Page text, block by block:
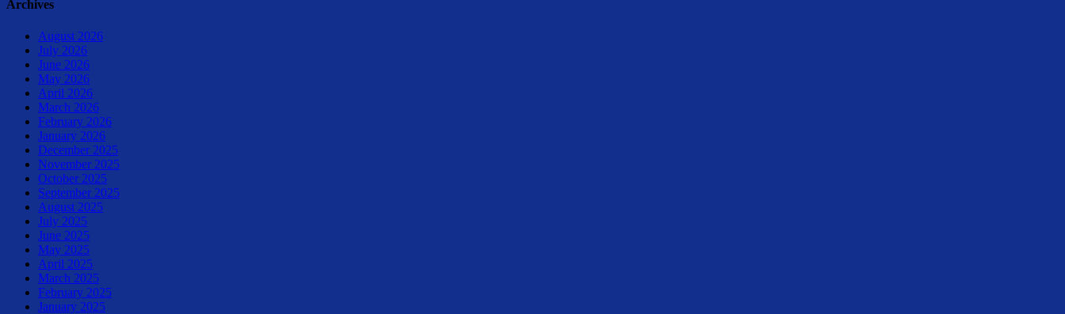
Archives
August 2026
July 2026
June 2026
May 2026
April 2026
March 2026
February 2026
January 2026
December 2025
November 2025
October 2025
September 2025
August 2025
July 2025
June 2025
May 2025
April 2025
March 2025
February 2025
January 2025